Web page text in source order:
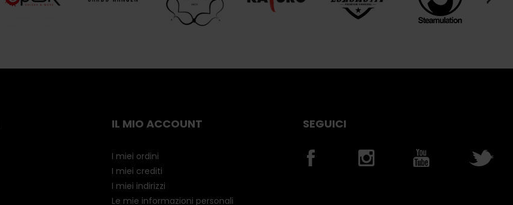
IL MIO ACCOUNT
I miei ordini
I miei crediti
I miei indirizzi
Le mie informazioni personali
SEGUICI